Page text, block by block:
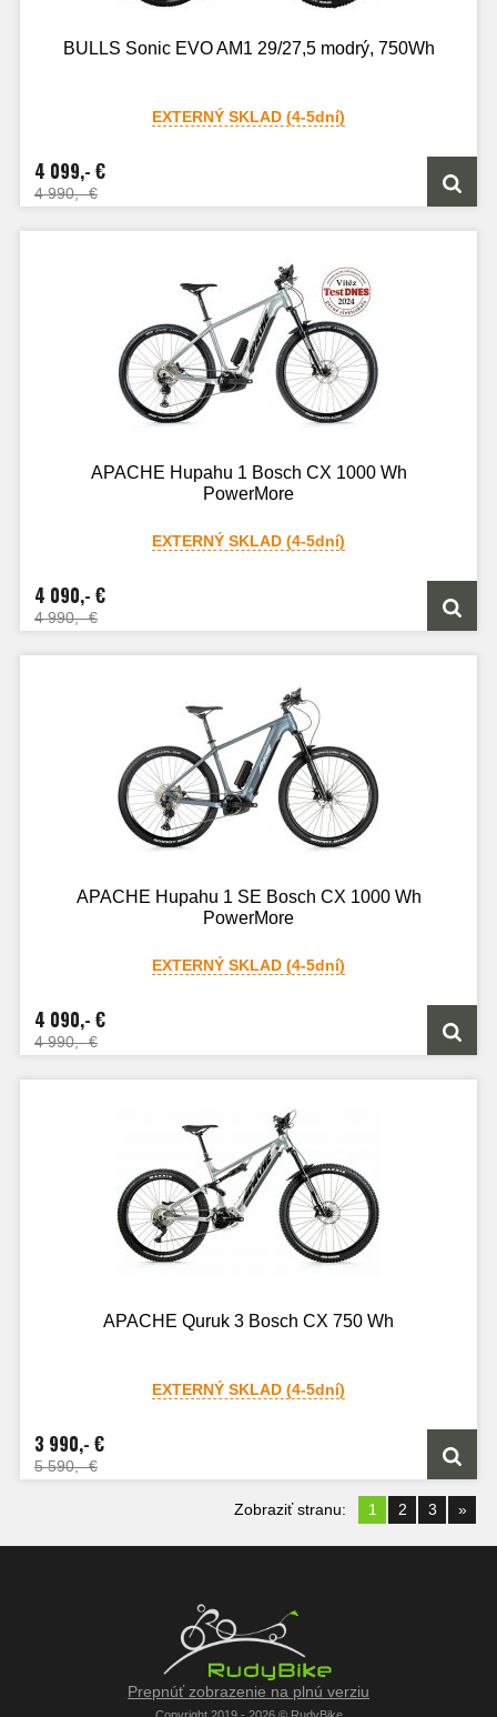
BULLS Sonic EVO AM1 29/27,5 modrý, 750Wh
EXTERNÝ SKLAD (4-5dní)
4 099,- €
4 990,- €
APACHE Hupahu 1 Bosch CX 1000 Wh
PowerMore
EXTERNÝ SKLAD (4-5dní)
4 090,- €
4 990,- €
APACHE Hupahu 1 SE Bosch CX 1000 Wh
PowerMore
EXTERNÝ SKLAD (4-5dní)
4 090,- €
4 990,- €
APACHE Quruk 3 Bosch CX 750 Wh
EXTERNÝ SKLAD (4-5dní)
3 990,- €
5 590,- €
Zobraziť stranu: 1 2 3 »
Prepnúť zobrazenie na plnú verziu